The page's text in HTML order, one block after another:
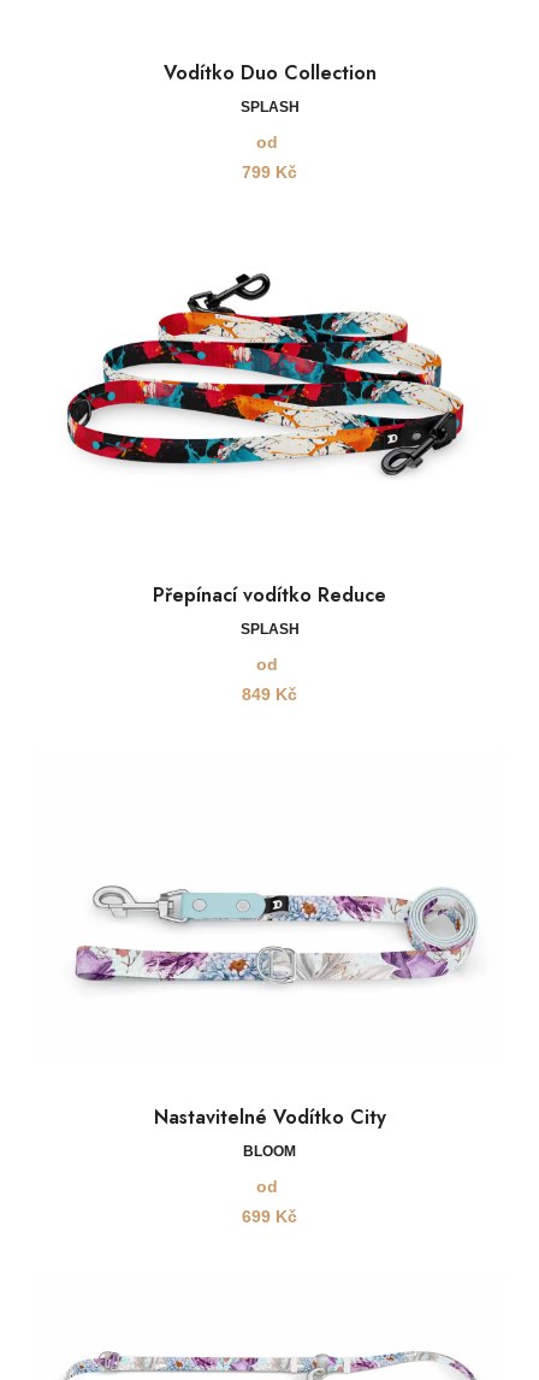
Vodítko Duo Collection
SPLASH
od
799 Kč
Přepínací vodítko Reduce
SPLASH
od
849 Kč
Nastavitelné Vodítko City
BLOOM
od
699 Kč